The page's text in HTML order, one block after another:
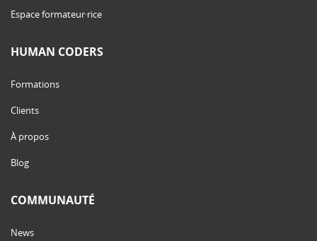
Espace formateur·rice
HUMAN CODERS
Formations
Clients
À propos
Blog
COMMUNAUTÉ
News